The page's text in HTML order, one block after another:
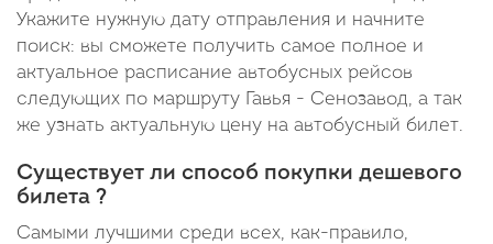
Укажите нужную дату отправления и начните
поиск: вы сможете получить самое полное и
актуальное расписание автобусных рейсов
следующих по маршруту Гавья - Сенозавод, а так
же узнать актуальную цену на автобусный билет.
Существует ли способ покупки дешевого
билета ?
Самыми лучшими среди всех, как-правило,